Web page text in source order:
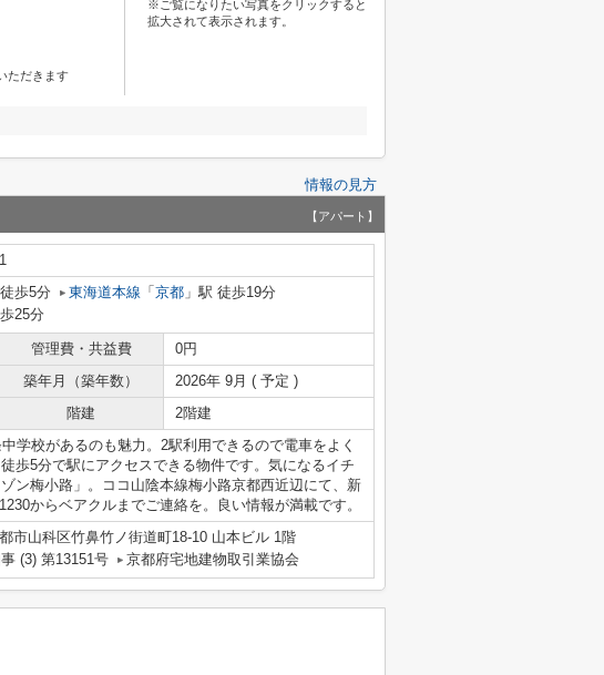
ただきます
※ご覧になりたい写真をクリックすると
拡大されて表示されます。
情報の見方
【アパート】
歩5分 東海道本線 「 京都 」駅 徒歩19分
25分
管理費・共益費
0円
築年月（築年数）
2026年 9月 ( 予定 )
階建 2階建
学校があるのも魅力。2駅利用できるので電車をよく
歩5分で駅にアクセスできる物件です。気になるイチ
ン梅小路」。ココ山陰本線梅小路京都西近辺にて、新
からベアクルまでご連絡を。良い情報が満載です。
市山科区竹鼻竹ノ街道町18-10 山本ビル 1階
(3) 第13151号 京都府宅地建物取引業協会